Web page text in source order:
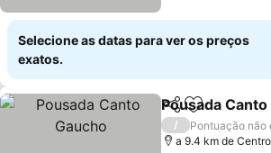
Selecione as datas para ver os preços
exatos.
PartilharAdicionar
Pousada
/
Pontuação não
a 9.4 km de